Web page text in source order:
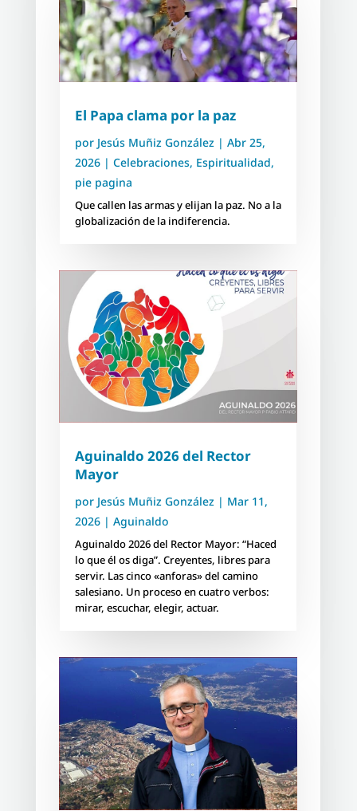
El Papa clama por la paz
por Jesús Muñiz González| Abr 25,
2026| Celebraciones, Espiritualidad,
pie pagina
Que callen las armas y elijan la paz. No a la
globalización de la indiferencia.
Aguinaldo 2026 del Rector
Mayor
por Jesús Muñiz González | Mar 11,
2026| Aguinaldo
Aguinaldo 2026 del Rector Mayor: “Haced
lo que él os diga”. Creyentes, libres para
servir. Las cinco «anforas» del camino
salesiano. Un proceso en cuatro verbos:
mirar, escuchar, elegir, actuar.